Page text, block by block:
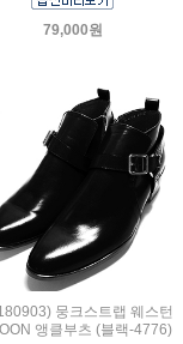
79,000원
뭉크스트랩 웨스턴
앵클부츠 (블랙-4776)